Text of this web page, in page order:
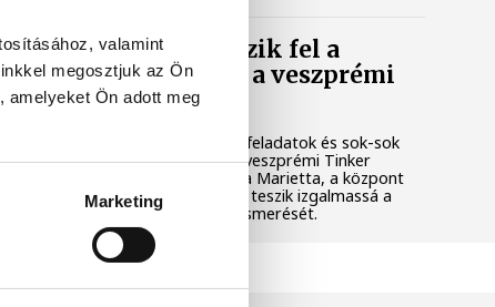
valamint
megosztjuk az Ön
amelyeket Ön adott meg
Marketing
Játék közben fedezik fel a
tudomány világát a veszprémi
gyerekek
Látványos kísérletek, kreatív feladatok és sok-sok
élmény várja a gyerekeket a veszprémi Tinker
Labsben. Videónkban Balassa Marietta, a központ
vezetője mutatja be, hogyan teszik izgalmassá a
természettudományok megismerését.